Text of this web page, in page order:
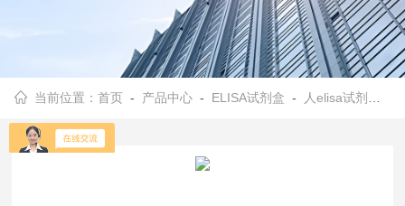
当前位置：首页 - 产品中心 - ELISA试剂盒 - 人elisa试剂盒